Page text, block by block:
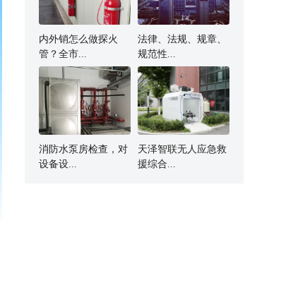
内外销怎么做探火
管？全市...
法律、法规、规章、
规范性...
消防水泵房检查，对
设备设...
天泽智联无人应急救
援综合...